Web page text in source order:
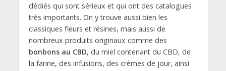
dédiés qui sont sérieux et qui ont des catalogues
très importants. On y trouve aussi bien les
classiques fleurs et résines, mais aussi de
nombreux produits originaux comme des
bonbons au CBD, du miel contenant du CBD, de
la farine, des infusions, des crèmes de jour, ainsi